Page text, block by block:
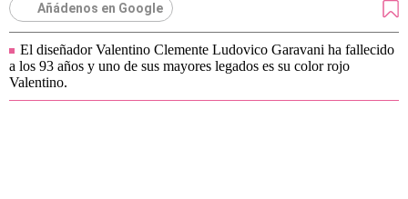
Añádenos en Google
El diseñador Valentino Clemente Ludovico Garavani ha fallecido
a los 93 años y uno de sus mayores legados es su color rojo
Valentino.